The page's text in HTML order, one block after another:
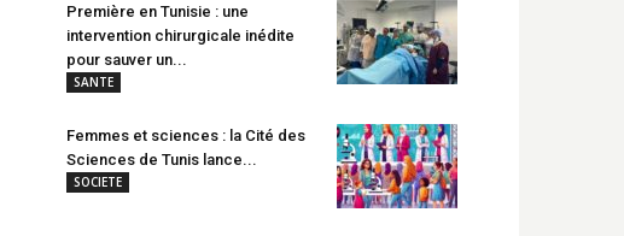
Première en Tunisie : une
intervention chirurgicale inédite
pour sauver un...
SANTE
Femmes et sciences : la Cité des
Sciences de Tunis lance...
SOCIETE